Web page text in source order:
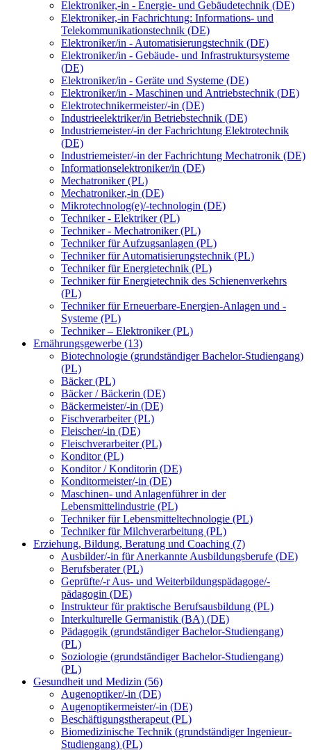
Elektroniker,-in - Energie- und Gebäudetechnik (DE)
Elektroniker,-in Fachrichtung: Informations- und
Telekommunikationstechnik (DE)
Elektroniker/in - Automatisierungstechnik (DE)
Elektroniker/in - Gebäude- und Infrastruktursysteme
(DE)
Elektroniker/in - Geräte und Systeme (DE)
Elektroniker/in - Maschinen und Antriebstechnik (DE)
Elektrotechnikermeister/-in (DE)
Industrieelektriker/in Betriebstechnik (DE)
Industriemeister/-in der Fachrichtung Elektrotechnik
(DE)
Industriemeister/-in der Fachrichtung Mechatronik (DE)
Informationselektroniker/in (DE)
Mechatroniker (PL)
Mechatroniker,-in (DE)
Mikrotechnolog(e)/-technologin (DE)
Techniker - Elektriker (PL)
Techniker - Mechatroniker (PL)
Techniker für Aufzugsanlagen (PL)
Techniker für Automatisierungstechnik (PL)
Techniker für Energietechnik (PL)
Techniker für Energietechnik des Schienenverkehrs
(PL)
Techniker für Erneuerbare-Energien-Anlagen und -
Systeme (PL)
Techniker – Elektroniker (PL)
Ernährungsgewerbe (13)
Biotechnologie (grundständiger Bachelor-Studiengang)
(PL)
Bäcker (PL)
Bäcker / Bäckerin (DE)
Bäckermeister/-in (DE)
Fischverarbeiter (PL)
Fleischer/-in (DE)
Fleischverarbeiter (PL)
Konditor (PL)
Konditor / Konditorin (DE)
Konditormeister/-in (DE)
Maschinen- und Anlagenführer in der
Lebensmittelindustrie (PL)
Techniker für Lebensmitteltechnologie (PL)
Techniker für Milchverarbeitung (PL)
Erziehung, Bildung, Beratung und Coaching (7)
Ausbilder/-in für Anerkannte Ausbildungsberufe (DE)
Berufsberater (PL)
Geprüfte/-r Aus- und Weiterbildungspädagoge/-
pädagogin (DE)
Instrukteur für praktische Berufsausbildung (PL)
Interkulturelle Germanistik (BA) (DE)
Pädagogik (grundständiger Bachelor-Studiengang)
(PL)
Soziologie (grundständiger Bachelor-Studiengang)
(PL)
Gesundheit und Medizin (56)
Augenoptiker/-in (DE)
Augenoptikermeister/-in (DE)
Beschäftigungstherapeut (PL)
Biomedizinische Technik (grundständiger Ingenieur-
Studiengang) (PL)